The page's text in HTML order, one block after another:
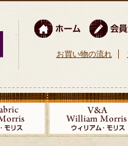
お買い物の流れ